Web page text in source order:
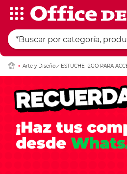
Arte y Diseño ESTUCHE I2GO PARA